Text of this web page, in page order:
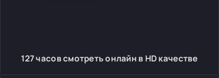
127 часов смотреть онлайн в HD качестве